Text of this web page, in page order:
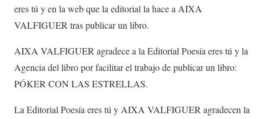
eres tú y en la web que la editorial la hace a AIXA
VALFIGUER tras publicar un libro.
AIXA VALFIGUER agradece a la Editorial Poesía eres tú y la
Agencia del libro por facilitar el trabajo de publicar un libro:
PÓKER CON LAS ESTRELLAS.
La Editorial Poesía eres tú y AIXA VALFIGUER agradecen la